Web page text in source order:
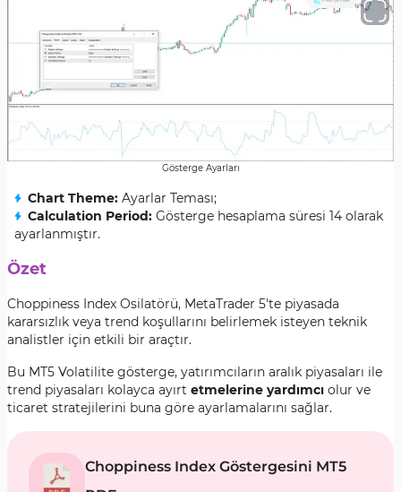
Gösterge Ayarları
Chart Theme: Ayarlar Teması;
Calculation Period: Gösterge hesaplama süresi 14 olarak
ayarlanmıştır.
Özet
Choppiness Index Osilatörü, MetaTrader 5'te piyasada
kararsızlık veya trend koşullarını belirlemek isteyen teknik
analistler için etkili bir araçtır.
Bu MT5 Volatilite gösterge, yatırımcıların aralık piyasaları ile
trend piyasaları kolayca ayırt etmelerine yardımcı olur ve
ticaret stratejilerini buna göre ayarlamalarını sağlar.
Choppiness Index Göstergesini MT5